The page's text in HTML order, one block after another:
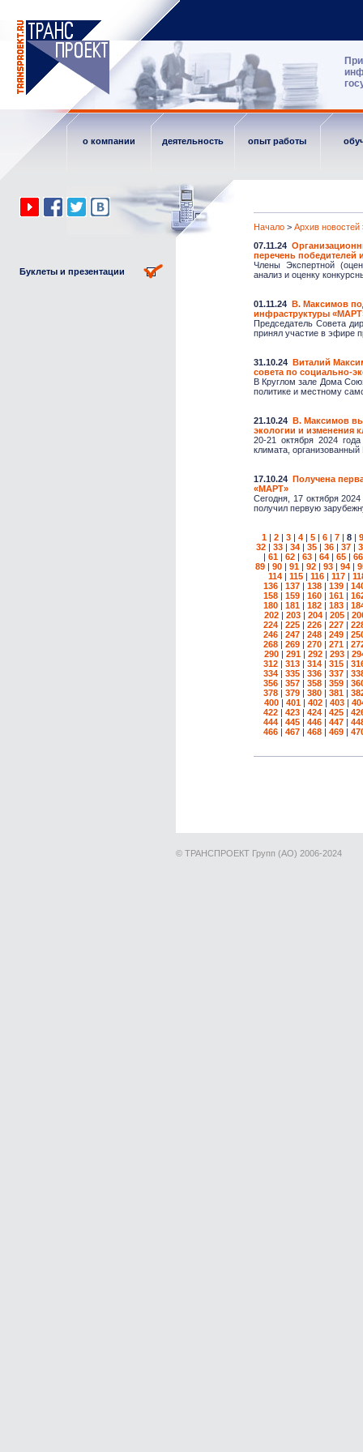
о компании деятельность опыт работы
Буклеты и презентации
Начало > Архив новостей
07.11.24
перечень победителей
Члены Экспертной
анализ и оценку
01.11.24 В. Максимов
инфраструктуры
Председатель Совета
принял участие в эфире
31.10.24 Виталий
совета по социально-
В Круглом зале Дома
политике и местному
21.10.24 В. Максимов
экологии и изменения
20-21 октября 2024
климата,
17.10.24 Получена
«МАРТ»
Сегодня, 17 октября
получил первую
1 | 2 | 3 | 4 | 5 | 6 | 7 | 8 | 9
32 | 33 | 34 | 35 | 36 | 37 |
| 61 | 62 | 63 | 64 | 65 | 66
89 | 90 | 91 | 92 | 93 | 94 |
114 | 115 | 116 | 117 |
136 | 137 | 138 | 139 |
158 | 159 | 160 | 161 |
180 | 181 | 182 | 183 |
202 | 203 | 204 | 205 |
224 | 225 | 226 | 227 |
246 | 247 | 248 | 249 |
268 | 269 | 270 | 271 |
290 | 291 | 292 | 293 |
312 | 313 | 314 | 315 |
334 | 335 | 336 | 337 |
356 | 357 | 358 | 359 |
378 | 379 | 380 | 381 |
400 | 401 | 402 | 403 |
422 | 423 | 424 | 425 |
444 | 445 | 446 | 447 |
466 | 467 | 468 | 469 |
© ТРАНСПРОЕКТ Групп (АО) 2006-2024